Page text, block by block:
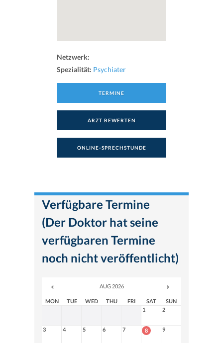
Netzwerk:
Spezialität: Psychiater
TERMINE
ARZT BEWERTEN
ONLINE-SPRECHSTUNDE
Verfügbare Termine
(Der Doktor hat seine
verfügbaren Termine
noch nicht veröffentlicht)
AUG 2026
MON TUE WED THU FRI SAT
SUN
1
2
3 4 5 6 7 8 9